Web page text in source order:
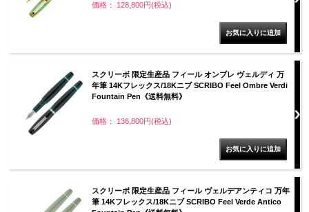
価格： 128,800円(税込)
スクリーボ 限定生産品 フィール オンブレ ヴェルディ 万
年筆 14Kフレックス/18Kニブ SCRIBO Feel Ombre Verdi
Fountain Pen《送料無料》
価格： 136,800円(税込)
スクリーボ 限定生産品 フィール ヴェルデアンティコ 万年
筆 14Kフレックス/18Kニブ SCRIBO Feel Verde Antico